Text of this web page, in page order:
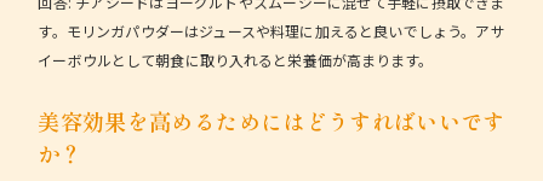
す。モリンガパウダーはジュースや料理に加えると良いでしょう。アサ
イーボウルとして朝食に取り入れると栄養価が高まります。
美容効果を高めるためにはどうすればいいです
か？